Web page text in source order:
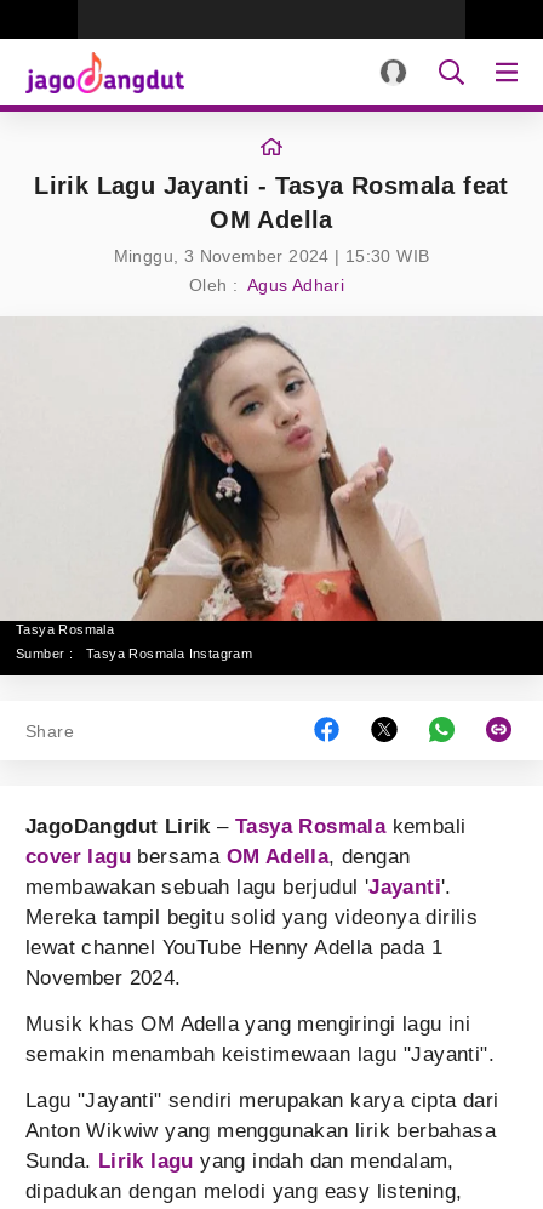
Lirik Lagu Jayanti - Tasya Rosmala feat
OM Adella
Minggu, 3 November 2024 | 15:30 WIB
Oleh : Agus Adhari
Tasya Rosmala
Sumber :
Tasya Rosmala Instagram
Share
JagoDangdut Lirik–Tasya Rosmalakembali
cover lagu bersama OM Adella, dengan
membawakan sebuah lagu berjudul 'Jayanti'.
Mereka tampil begitu solid yang videonya dirilis
lewat channel YouTube Henny Adella pada 1
November 2024.
Musik khas OM Adella yang mengiringi lagu ini
semakin menambah keistimewaan lagu "Jayanti".
Lagu "Jayanti" sendiri merupakan karya cipta dari
Anton Wikwiw yang menggunakan lirik berbahasa
Sunda. Lirik lagu yang indah dan mendalam,
dipadukan dengan melodi yang easy listening,